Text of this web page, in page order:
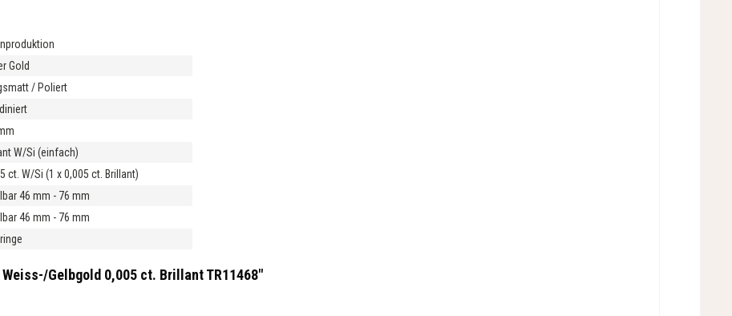
Gold
/ Poliert
W/Si (einfach)
ct. W/Si (1 x 0,005 ct. Brillant)
46 mm - 76 mm
46 mm - 76 mm
Gelbgold 0,005 ct. Brillant TR11468"